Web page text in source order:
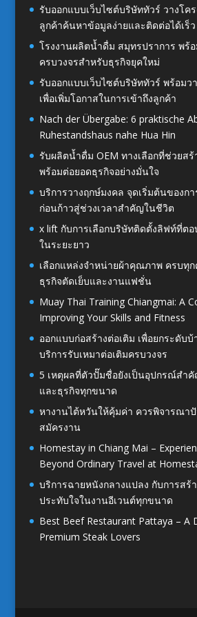
รับออกแบบเว็บไซต์บริษัททัวร์ วางโคร
ลูกค้าค้นหาข้อมูลง่ายและติดต่อได้เร็ว
โรงงานผลิตน้ำดื่ม สมุทรปราการ พร้
ครบวงจรสำหรับธุรกิจยุคใหม่
รับออกแบบเว็บไซต์บริษัททัวร์ พร้อมวา
เพื่อเพิ่มโอกาสในการเข้าถึงลูกค้า
Nach der Übergabe: 6 praktische
Ruhestandshaus nahe Hua Hin
รับผลิตน้ำดื่ม OEM ทางเลือกที่ช่วยส
พร้อมต่อยอดธุรกิจอย่างมั่นใจ
บริการวางฤกษ์มงคล จุดเริ่มต้นของก
ก่อนก้าวสู่ช่วงเวลาสำคัญในชีวิต
x lift กับการเลือกบริษัทติดตั้งลิฟท์ที่ต
ในระยะยาว
เลือกแหล่งจำหน่ายผ้าคุณภาพ ครบทุก
ธุรกิจตัดเย็บและงานแฟชั่น
Muay Thai Training Chiangmai: A
Improving Your Skills and Fitness
ออกแบบก่อสร้างต่อเติม เพื่อยกระดับ
บริการรับเหมาต่อเติมครบวงจร
5 เหตุผลที่ตัวปั๊มชื่อยังเป็นอุปกรณ์สำ
และธุรกิจทุกขนาด
หางานไต้หวันให้คุ้มค่า ควรพิจารณา
สมัครงาน
Homestay in Chiang Mai –
Beyond Ordinary Travel at
บริการฉายหนังกลางแปลง กับการส
ประทับใจในงานอีเวนต์ทุกขนาด
Best Beef Restaurant Pattaya – A
Premium Steak Lovers